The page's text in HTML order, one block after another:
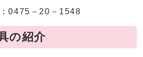
0475－20－1548
の紹介